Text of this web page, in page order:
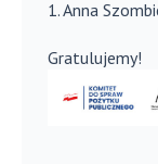
1. Anna
Gratulujemy!